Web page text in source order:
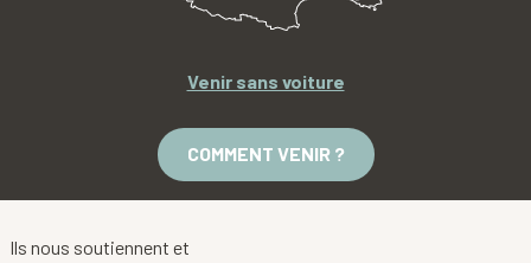
Venir sans voiture
COMMENT VENIR ?
Ils nous soutiennent et